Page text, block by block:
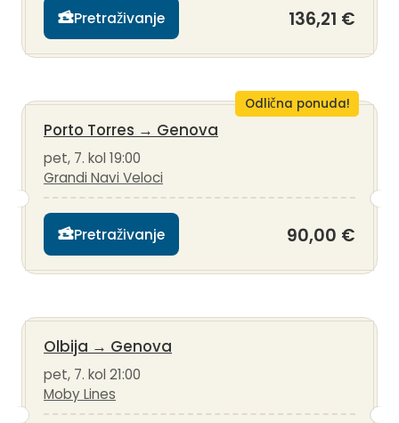
Pretraživanje 136,21 €
Odlična ponuda!
Porto Torres → Genova
pet, 7. kol 19:00
Grandi Navi Veloci
Pretraživanje 90,00 €
Olbija → Genova
pet, 7. kol 21:00
Moby Lines